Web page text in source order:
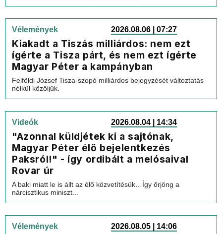
Vélemények 2026.08.06 | 07:27
Kiakadt a Tiszás milliárdos: nem ezt
ígérte a Tisza párt, és nem ezt ígérte
Magyar Péter a kampányban
Felföldi József Tisza-szopó milliárdos bejegyzését változtatás
nélkül közöljük.
Videók 2026.08.04 | 14:34
"Azonnal küldjétek ki a sajtónak,
Magyar Péter élő bejelentkezés
Paksról!" - így ordibált a melósaival
Rovar úr
A baki miatt le is állt az élő közvetítésük…Így őrjöng a
nárcisztikus miniszt...
Vélemények 2026.08.05 | 14:06